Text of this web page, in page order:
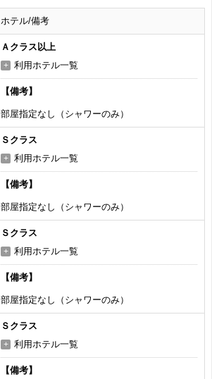
ホテル/備考
Ａクラス以上
利用ホテル一覧
【備考】
部屋指定なし（シャワーのみ）
Ｓクラス
利用ホテル一覧
【備考】
部屋指定なし（シャワーのみ）
Ｓクラス
利用ホテル一覧
【備考】
部屋指定なし（シャワーのみ）
Ｓクラス
利用ホテル一覧
【備考】